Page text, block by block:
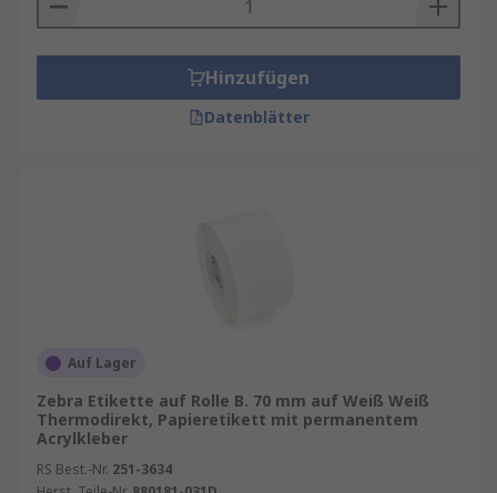
Hinzufügen
Datenblätter
Auf Lager
Zebra Etikette auf Rolle B. 70 mm auf Weiß Weiß
Thermodirekt, Papieretikett mit permanentem
Acrylkleber
RS Best.-Nr. 251-3634